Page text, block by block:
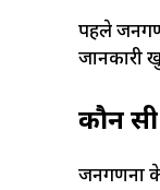
पहले
जानकारी
कौन
जनगणना के